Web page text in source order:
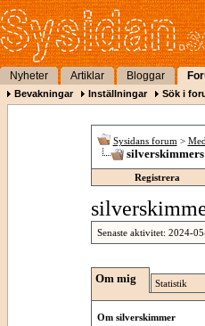
Nyheter Artiklar Bloggar
Bevakningar Inställningar Sök i
Sysidans forum >
Registrera
Senaste aktivitet: 2024-
Om mig Statistik
Om silverskimmer